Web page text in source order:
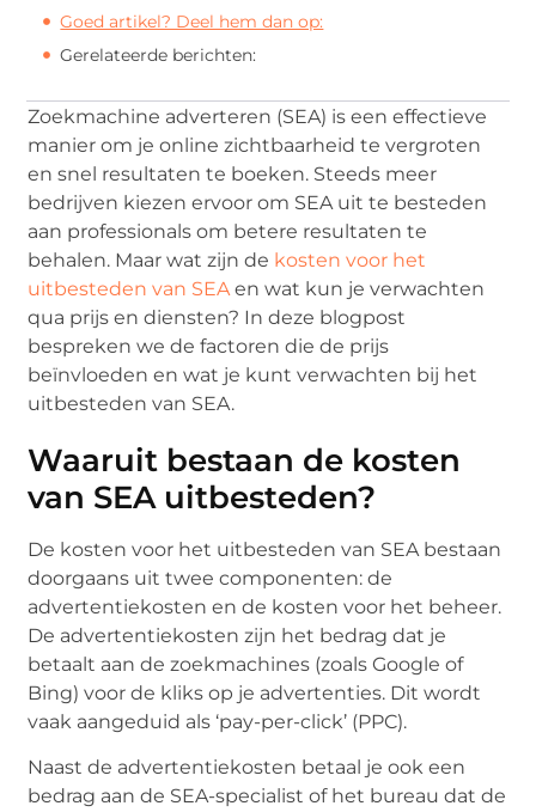
Goed artikel? Deel hem dan op:
Gerelateerde berichten:
Zoekmachine adverteren (SEA) is een effectieve
manier om je online zichtbaarheid te vergroten
en snel resultaten te boeken. Steeds meer
bedrijven kiezen ervoor om SEA uit te besteden
aan professionals om betere resultaten te
behalen. Maar wat zijn de kosten voor het
uitbesteden van SEAen wat kun je verwachten
qua prijs en diensten? In deze blogpost
bespreken we de factoren die de prijs
beïnvloeden en wat je kunt verwachten bij het
uitbesteden van SEA.
Waaruit bestaan de kosten
van SEA uitbesteden?
De kosten voor het uitbesteden van SEA bestaan
doorgaans uit twee componenten: de
advertentiekosten en de kosten voor het beheer.
De advertentiekosten zijn het bedrag dat je
betaalt aan de zoekmachines (zoals Google of
Bing) voor de kliks op je advertenties. Dit wordt
vaak aangeduid als ‘pay-per-click’ (PPC).
Naast de advertentiekosten betaal je ook een
bedrag aan de SEA-specialist of het bureau dat de